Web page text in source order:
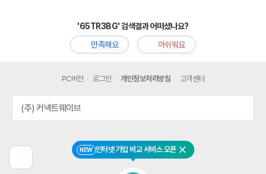
'65TR3BG' 검색결과 어떠셨나요?
만족해요
아쉬워요
전
NEW 인터넷 가입 비교 서비스 오픈 닫기
PC버전 로그인 개인정보처리방침 고객센터
(주) 커넥트웨이브